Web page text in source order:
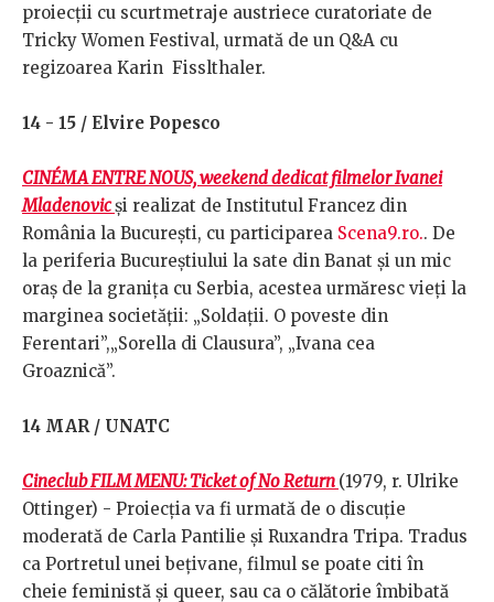
proiecții cu scurtmetraje austriece curatoriate de
Tricky Women Festival, urmată de un Q&A cu
regizoarea Karin Fisslthaler.
14 - 15 / Elvire Popesco
CINÉMA ENTRE NOUS, weekend dedicat filmelor Ivanei
Mladenovicși realizat de Institutul Francez din
România la București, cu participarea Scena9.ro.. De
la periferia Bucureștiului la sate din Banat și un mic
oraș de la granița cu Serbia, acestea urmăresc vieți la
marginea societății: „Soldații. O poveste din
Ferentari”,„Sorella di Clausura”, „Ivana cea
Groaznică”.
14 MAR / UNATC
Cineclub FILM MENU: Ticket of No Return (1979, r. Ulrike
Ottinger) - Proiecția va fi urmată de o discuție
moderată de Carla Pantilie și Ruxandra Tripa. Tradus
ca Portretul unei bețivane, filmul se poate citi în
cheie feministă și queer, sau ca o călătorie îmbibată